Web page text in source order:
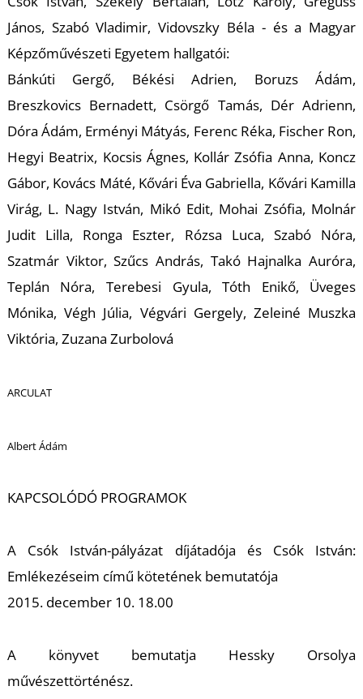
János, Szabó Vladimir, Vidovszky Béla - és a Magyar
Képzőművészeti Egyetem hallgatói:
Bánkúti Gergő, Békési Adrien, Boruzs Ádám,
Breszkovics Bernadett, Csörgő Tamás, Dér Adrienn,
Dóra Ádám, Erményi Mátyás, Ferenc Réka, Fischer Ron,
Hegyi Beatrix, Kocsis Ágnes, Kollár Zsófia Anna, Koncz
Gábor, Kovács Máté, Kővári Éva Gabriella, Kővári Kamilla
Virág, L. Nagy István, Mikó Edit, Mohai Zsófia, Molnár
Judit Lilla, Ronga Eszter, Rózsa Luca, Szabó Nóra,
Szatmár Viktor, Szűcs András, Takó Hajnalka Auróra,
Teplán Nóra, Terebesi Gyula, Tóth Enikő, Üveges
Mónika, Végh Júlia, Végvári Gergely, Zeleiné Muszka
Viktória, Zuzana Zurbolová
ARCULAT
Albert Ádám
KAPCSOLÓDÓ PROGRAMOK
A Csók István-pályázat díjátadója és Csók István:
Emlékezéseim című kötetének bemutatója
2015. december 10. 18.00
A könyvet bemutatja Hessky Orsolya
művészettörténész.